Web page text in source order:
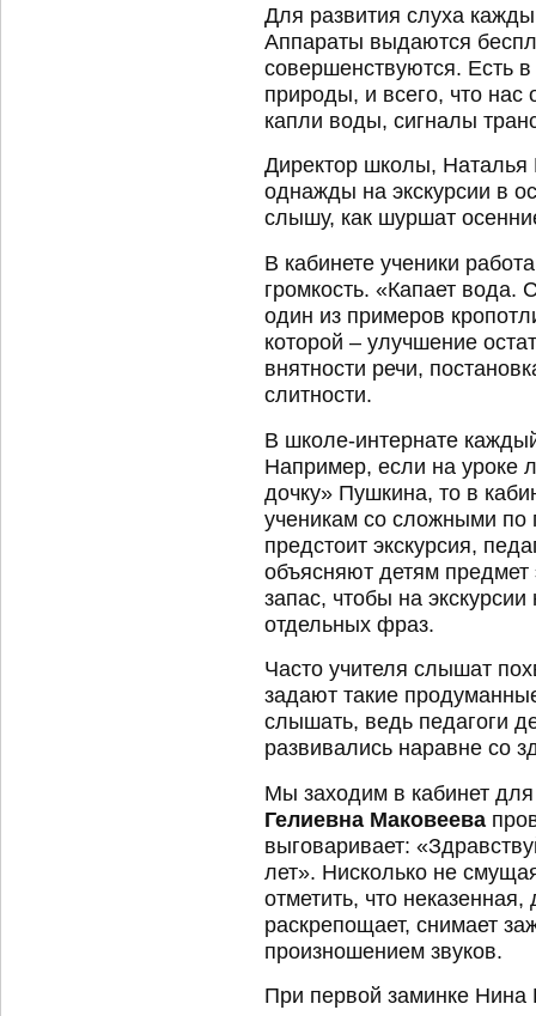
Для развития слуха
Аппараты выдаются
совершенствуются. Есть в
природы, и всего, что
капли воды, сигналы
Директор школы, Наталья
однажды на экскурсии в
слышу, как шуршат
В кабинете ученики
громкость. «Капает вода.
один из примеров
которой – улучшение
внятности речи,
слитности.
В школе-интернате
Например, если на уроке
дочку» Пушкина, то в
ученикам со сложными
предстоит экскурсия,
объясняют детям
запас, чтобы на
отдельных фраз.
Часто учителя слышат
задают такие
слышать, ведь педагоги
развивались наравне со
Мы заходим в кабинет
Гелиевна Маковеева
выговаривает:
лет». Нисколько не
отметить, что
раскрепощает, снимает
произношением звуков.
При первой заминке